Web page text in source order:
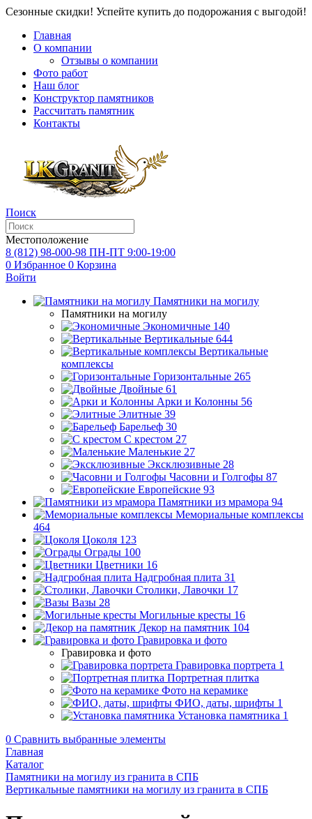
Сезонные скидки! Успейте купить до подорожания с выгодой!
Главная
О компании
Отзывы о компании
Фото работ
Наш блог
Конструктор памятников
Рассчитать памятник
Контакты
Поиск
Местоположение
8 (812) 98-000-98 ПН-ПТ 9:00-19:00
0 Избранное 0 Корзина
Войти
Памятники на могилу
Памятники на могилу
Экономичные 140
Вертикальные 644
Вертикальные
комплексы
Горизонтальные 265
Двойные 61
Арки и Колонны 56
Элитные 39
Барельеф 30
С крестом 27
Маленькие 27
Эксклюзивные 28
Часовни и Голгофы 87
Европейские 93
Памятники из мрамора 94
Мемориальные комплексы
464
Цоколя 123
Ограды 100
Цветники 16
Надгробная плита 31
Столики, Лавочки 17
Вазы 28
Могильные кресты 16
Декор на памятник 104
Гравировка и фото
Гравировка и фото
Гравировка портрета 1
Портретная плитка
Фото на керамике
ФИО, даты, шрифты 1
Установка памятника 1
0 Сравнить выбранные элементы
Главная
Каталог
Памятники на могилу из гранита в СПБ
Вертикальные памятники на могилу из гранита в СПБ